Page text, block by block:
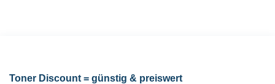
Toner Discount = günstig & preiswert